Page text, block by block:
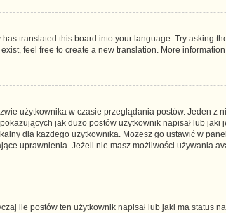
translated this board into your language. Try asking
feel free to create a new translation. More
użytkownika w czasie przeglądania postów. Jeden z
jak dużo postów użytkownik napisał lub jaki
dla każdego użytkownika. Możesz go ustawić w
uprawnienia. Jeżeli nie masz możliwości używania
ile postów ten użytkownik napisał lub jaki ma status